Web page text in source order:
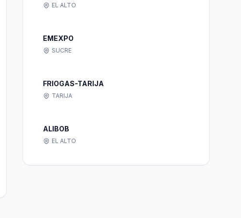
EL ALTO
EMEXPO
SUCRE
FRIOGAS-TARIJA
TARIJA
ALIBOB
EL ALTO